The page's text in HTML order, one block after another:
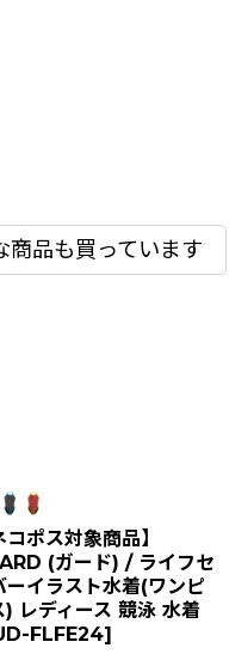
商品も買っています
コポス対象商品】
(ガード) / ライフセ
ーイラスト水着(ワンピ
) レディース 競泳 水着
FLFE24]